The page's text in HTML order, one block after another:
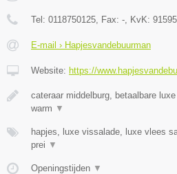
Tel: 0118750125, Fax: -, KvK:
E-mail › Hapjesvandebuurman
Website: https://
cateraar middelburg, betaalbare
warm ▼
hapjes, luxe vissalade, luxe vlees
prei ▼
Openingstijden ▼